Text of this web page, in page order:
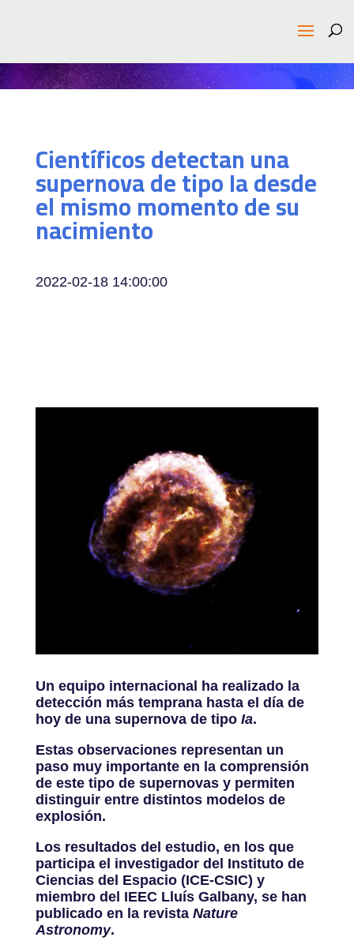
Científicos detectan una
supernova de tipo Ia desde
el mismo momento de su
nacimiento
2022-02-18 14:00:00
Un equipo internacional ha realizado la
detección más temprana hasta el día de
hoy de una supernova de tipo Ia.
Estas observaciones representan un
paso muy importante en la comprensión
de este tipo de supernovas y permiten
distinguir entre distintos modelos de
explosión.
Los resultados del estudio, en los que
participa el investigador del Instituto de
Ciencias del Espacio (ICE-CSIC) y
miembro del IEEC Lluís Galbany, se han
publicado en la revista Nature
Astronomy.